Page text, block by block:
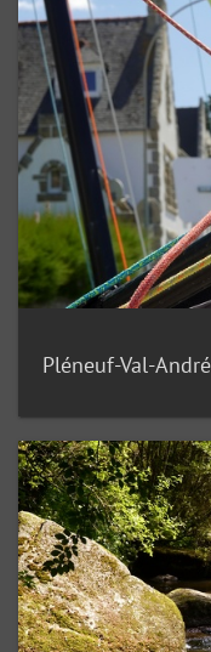
Pléneuf-Val-André